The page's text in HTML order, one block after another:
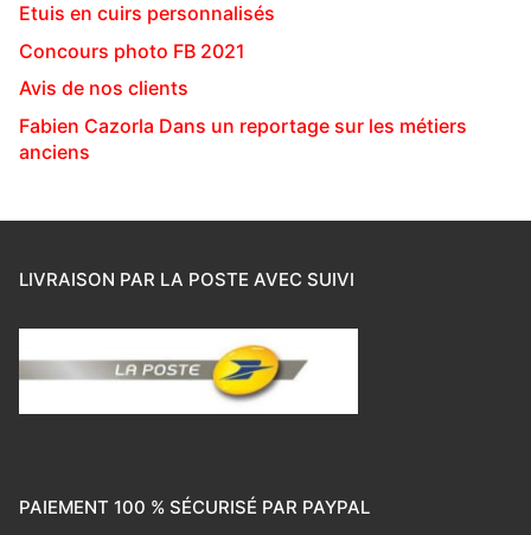
Etuis en cuirs personnalisés
Concours photo FB 2021
Avis de nos clients
Fabien Cazorla Dans un reportage sur les métiers
anciens
LIVRAISON PAR LA POSTE AVEC SUIVI
PAIEMENT 100 % SÉCURISÉ PAR PAYPAL